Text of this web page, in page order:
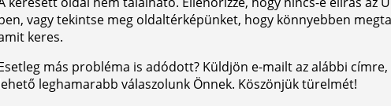
vagy tekintse meg oldaltérképünket, hogy könnyebben
keres.
más probléma is adódott? Küldjön e-mailt az alábbi címre,
leghamarabb válaszolunk Önnek. Köszönjük türelmét!